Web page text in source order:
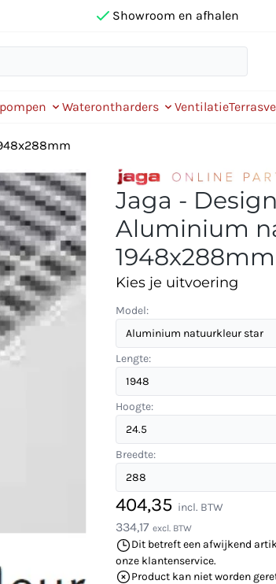
Showroom en afhalen
Waterontharders Ventilatie
Jaga -
Aluminium
1948x288mm
Kies je uitvoering
Model:
Lengte:
Hoogte:
Breedte:
404,35 incl. BTW
334,17 excl. BTW
Dit betreft een afwijkend
onze klantenservice.
Product kan niet worden